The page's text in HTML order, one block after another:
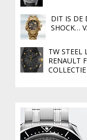
DIT IS DE
SHOCK…
TW STEEL
RENAULT
COLLECTIE